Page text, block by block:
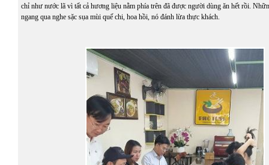
chỉ như nước lã vì tất cả hương liệu nằm phía trên đã được người dùng ăn hết rồi.
ngang qua nghe sặc sụa mùi quế chi, hoa hồi, nó đánh lừa thực khách.